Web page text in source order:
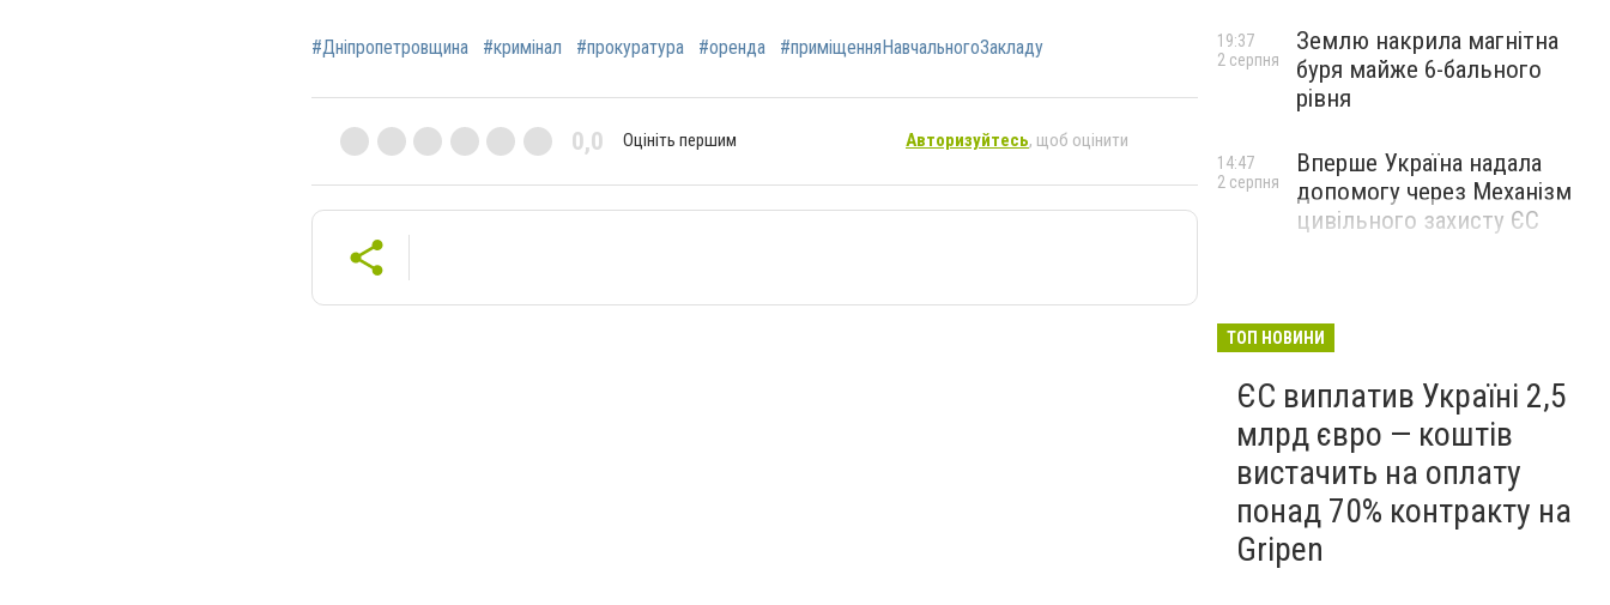
#Дніпропетровщина #кримінал #прокуратура #оренда #приміщенняНавчальногоЗакладу
0,0 Оцініть першим Авторизуйтесь, щоб оцінити
Землю накрила магнітна
буря майже 6-бального
рівня
19:37
2 серпня
Вперше Україна надала
допомогу через Механізм
цивільного захисту ЄС
14:47
2 серпня
ТОП НОВИНИ
ЄС виплатив Україні 2,5
млрд євро — коштів
вистачить на оплату
понад 70% контракту на
Gripen